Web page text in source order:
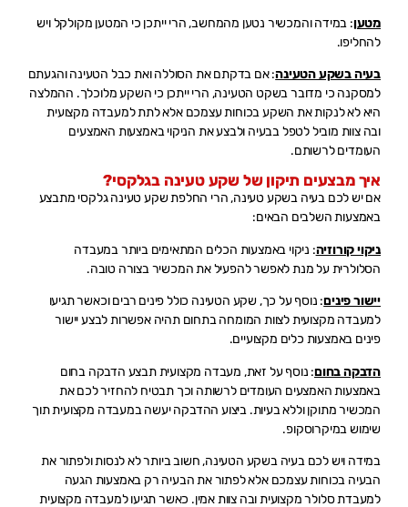
מטען: במידה והמכשיר נטען מהמחשב, הרי ייתכן כי המטען מקולקל ויש
להחליפו.
בעיה בשקע הטעינה: אם בדקתם את הסוללה ואת כבל הטעינה והגעתם
למסקנה כי מדובר בשקט הטעינה, הרי ייתכן כי השקע מלוכלך. ההמלצה
היא לא לנקות את השקע בכוחות עצמכם אלא לתת למעבדה מקצועית
ובה צוות מוביל לטפל בבעיה ולבצע את הניקוי באמצעות האמצעים
העומדים לרשותם.
איך מבצעים תיקון של שקע טעינה בגלקסי?
אם יש לכם בעיה בשקע טעינה, הרי החלפת שקע טעינה גלקסי מתבצע
באמצעות השלבים הבאים:
ניקוי קורוזיה: ניקוי באמצעות הכלים המתאימים ביותר במעבדה
הסלולרית על מנת לאפשר להפעיל את המכשיר בצורה טובה.
יישור פינים: נוסף על כך, שקע הטעינה כולל פינים רבים וכאשר תגיעו
למעבדה מקצועית לצוות המומחה בתחום תהיה אפשרות לבצע יישור
פינים באמצעות כלים מקצועיים.
הדבקה בחום: נוסף על זאת, מעבדה מקצועית תבצע הדבקה בחום
באמצעות האמצעים העומדים לרשותה וכך תבטיח להחזיר לכם את
המכשיר מתוקן וללא בעיות. ביצוע ההדבקה יעשה במעבדה מקצועית תוך
שימוש במיקרוסקופ.
במידה ויש לכם בעיה בשקע הטעינה, חשוב ביותר לא לנסות ולפתור את
הבעיה בכוחות עצמכם אלא לפתור את הבעיה רק באמצעות הגעה
למעבדת סלולר מקצועית ובה צוות אמין. כאשר תגיעו למעבדה מקצועית